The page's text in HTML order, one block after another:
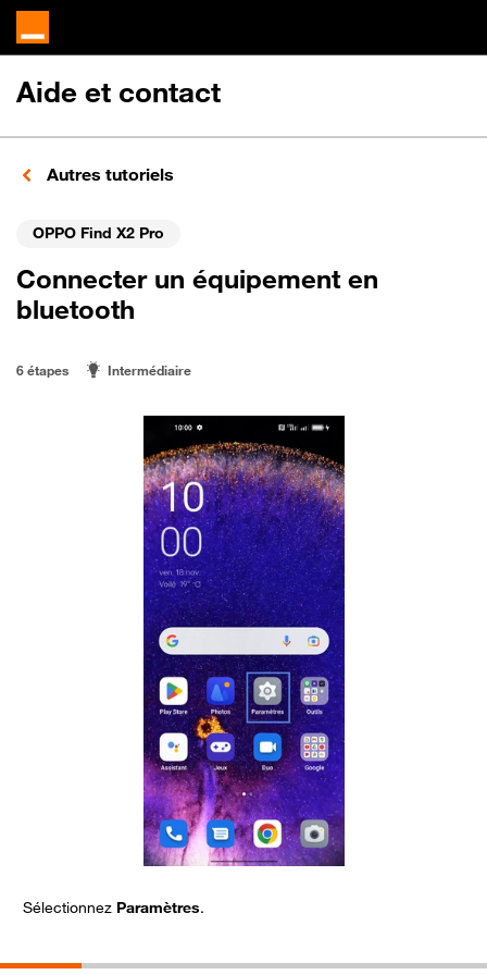
Aide et contact
Autres tutoriels
OPPO Find X2 Pro
Connecter un équipement en
bluetooth
6 étapes Intermédiaire
Sélectionnez Paramètres.